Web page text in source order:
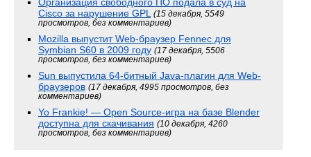
Cisco за нарушение GPL
(15 декабря, 5549
просмотров, без комментариев)
Mozilla выпустит Web-браузер Fennec для
Symbian S60 в 2009 году (17 декабря, 5506
просмотров, без комментариев)
Sun выпустила 64-битный Java-плагин для Web-
браузеров (17 декабря, 4995 просмотров, без
комментариев)
Yo Frankie! — Open Source-игра на базе Blender
доступна для скачивания (10 декабря, 4260
просмотров, без комментариев)